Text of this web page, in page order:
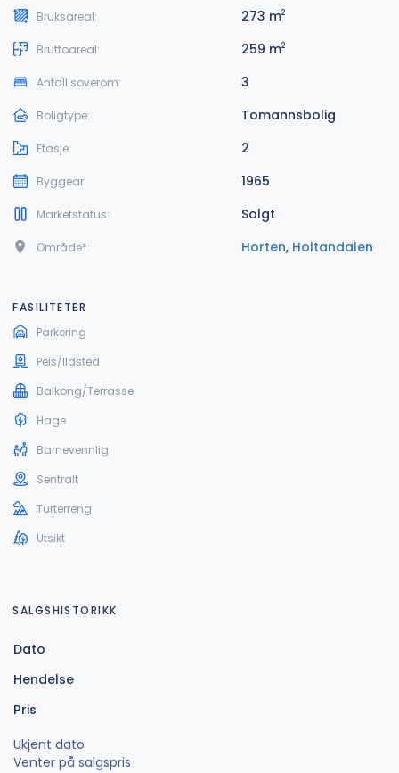
Bruksareal: 273 m2
Bruttoareal: 259 m2
Antall soverom: 3
Boligtype: Tomannsbolig
Etasje: 2
Byggear: 1965
Marketstatus: Solgt
Område*: Horten, Holtandalen
FASILITETER
Parkering
Peis/Ildsted
Balkong/Terrasse
Hage
Barnevennlig
Sentralt
Turterreng
Utsikt
SALGSHISTORIKK
Dato
Hendelse
Pris
Ukjent dato
Venter på salgspris